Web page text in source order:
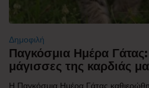
Δημοφιλή
Παγκόσμια Ημέρα
μάγισσες της καρδιάς